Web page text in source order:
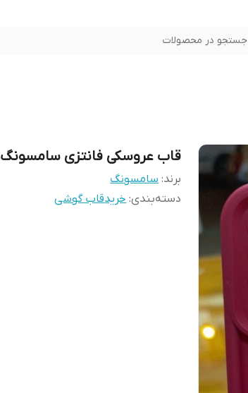
جستجو در محصولات
قاب عروسکی فانتزی سامسونگ A20s
برند: سامسونگ
دسته‌بندی:خریدقاب گوشی